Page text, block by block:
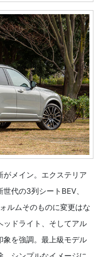
メイン。エクステリア
代の3列シートBEV、
ルムそのものに変更はな
ッドライト、そしてアル
象を強調。最上級モデル